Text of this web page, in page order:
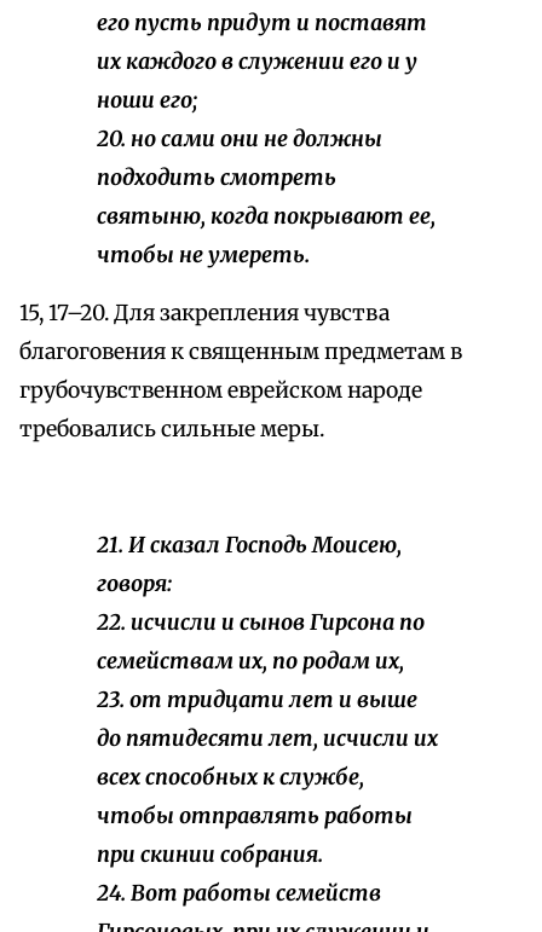
его пусть придут и поставят
их каждого в служении его и у
ноши его;
20. но сами они не должны
подходить смотреть
святыню, когда покрывают ее,
чтобы не умереть.
15, 17–20. Для закрепления чувства
благоговения к священным предметам в
грубочувственном еврейском народе
требовались сильные меры.
21. И сказал Господь Моисею,
говоря:
22. исчисли и сынов Гирсона по
семействам их, по родам их,
23. от тридцати лет и выше
до пятидесяти лет, исчисли их
всех способных к службе,
чтобы отправлять работы
при скинии собрания.
24. Вот работы семейств